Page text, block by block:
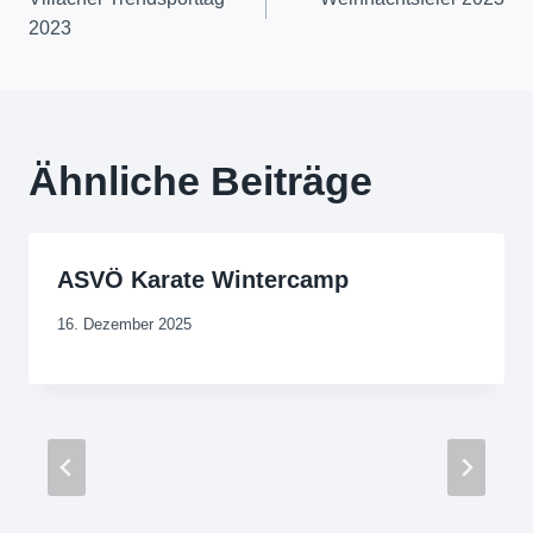
2023
Ähnliche Beiträge
ASVÖ Karate Wintercamp
16. Dezember 2025